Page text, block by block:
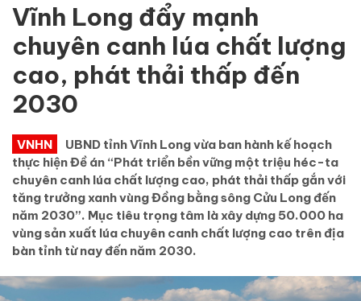
Vĩnh Long đẩy mạnh
chuyên canh lúa chất lượng
cao, phát thải thấp đến
2030
VNHN
UBND tỉnh Vĩnh Long vừa ban hành kế hoạch
thực hiện Đề án “Phát triển bền vững một triệu héc-ta
chuyên canh lúa chất lượng cao, phát thải thấp gắn với
tăng trưởng xanh vùng Đồng bằng sông Cửu Long đến
năm 2030”. Mục tiêu trọng tâm là xây dựng 50.000 ha
vùng sản xuất lúa chuyên canh chất lượng cao trên địa
bàn tỉnh từ nay đến năm 2030.